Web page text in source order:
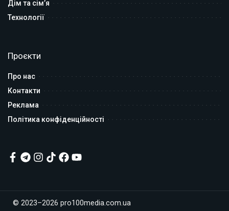
Дім та сім’я
Технології
Проєкти
Про нас
Контакти
Реклама
Політика конфіденційності
© 2023–2026 pro100media.com.ua